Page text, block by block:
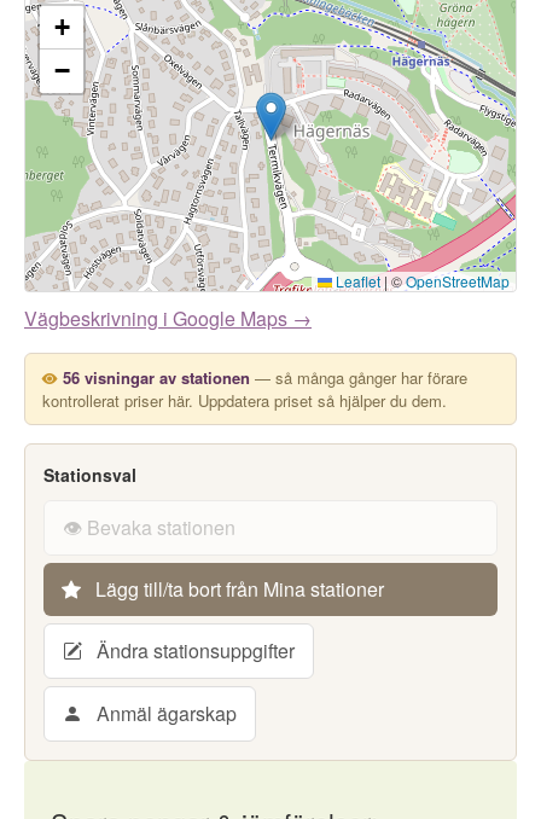
+
−
Leaflet | ©OpenStreetMap
Vägbeskrivning i Google Maps →
56 visningar av stationen — så många gånger har förare
kontrollerat priser här. Uppdatera priset så hjälper du dem.
Stationsval
👁️ Bevaka stationen
Lägg till/ta bort från Mina stationer
Ändra stationsuppgifter
Anmäl ägarskap